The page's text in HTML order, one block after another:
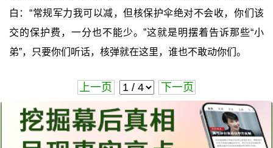
白：“常规军力我可以减，但核保护伞绝对不会收，你们该
交的保护费，一分也不能少。”这就是明摆着告诉那些“小
弟”，只要你们听话，核弹就在这里，谁也不敢动你们。
上一页 下一页